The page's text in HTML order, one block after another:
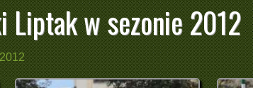
Liptak w sezonie 2012